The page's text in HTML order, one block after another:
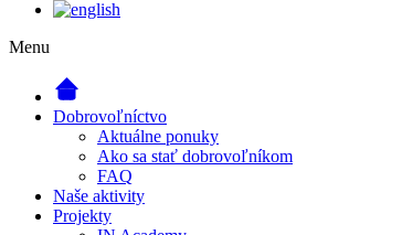
Menu
Dobrovoľníctvo
Aktuálne ponuky
Ako sa stať dobrovoľníkom
FAQ
Naše aktivity
Projekty